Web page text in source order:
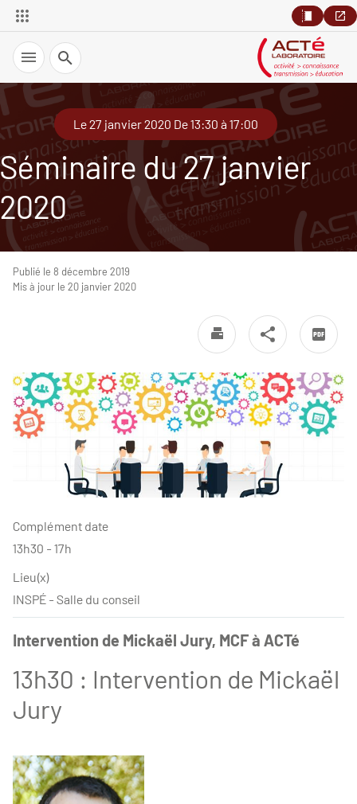
Recherche
Le 27 janvier 2020 De 13:30 à 17:00
Séminaire du 27 janvier
2020
Publié le 8 décembre 2019
Mis à jour le 20 janvier 2020
Complément date
13h30 - 17h
Lieu(x)
INSPÉ - Salle du conseil
Intervention de Mickaël Jury, MCF à ACTé
13h30 : Intervention de Mickaël
Jury